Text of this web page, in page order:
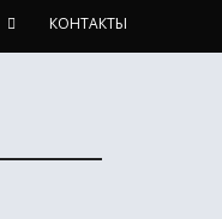
КОНТАКТЫ